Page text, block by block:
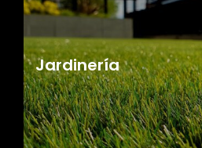
Jardinería